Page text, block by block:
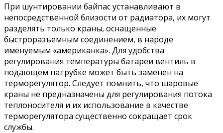
При шунтировании байпас устанавливают в
непосредственной близости от радиатора, их могут
разделять только краны, оснащенные
быстроразъемным соединением, в народе
именуемым «американка». Для удобства
регулирования температуры батареи вентиль в
подающем патрубке может быть заменен на
терморегулятор. Следует помнить, что шаровые
краны не предназначены для регулирования потока
теплоносителя и их использование в качестве
терморегулятора существенно сокращает срок
службы.